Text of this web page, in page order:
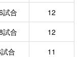
試合
12
試合
12
合
11